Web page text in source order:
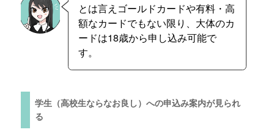
とは言えゴールドカードや有料・高
額なカードでもない限り、大体のカ
ードは18歳から申し込み可能で
す。
学生（高校生ならなお良し）への申込み案内が見られ
る